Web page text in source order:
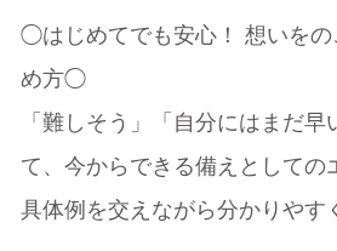
◯はじめてでも安心！ 想いを
め方◯
「難しそう」「自分にはまだ
て、今からできる備えとして
具体例を交えながら分かりやす